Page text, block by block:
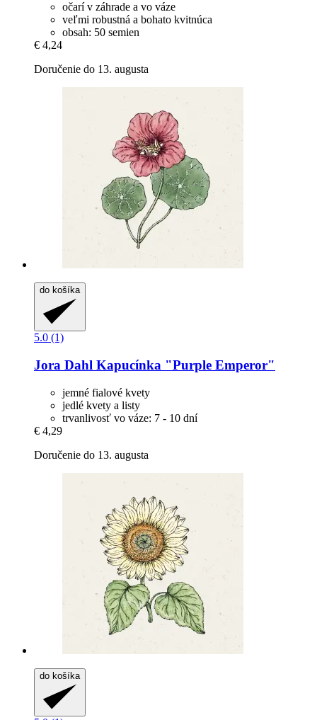
očarí v záhrade a vo váze
veľmi robustná a bohato kvitnúca
obsah: 50 semien
€ 4,24
Doručenie do 13. augusta
do košíka
5.0 (1)
Jora Dahl Kapucínka "Purple Emperor"
jemné fialové kvety
jedlé kvety a listy
trvanlivosť vo váze: 7 - 10 dní
€ 4,29
Doručenie do 13. augusta
do košíka